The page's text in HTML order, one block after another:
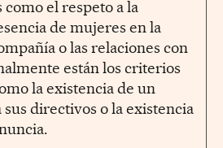
como el respeto a la
de mujeres en la
o las relaciones con
están los criterios
la existencia de un
directivos o la existencia